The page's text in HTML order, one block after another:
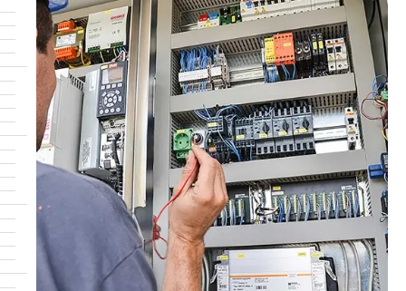
Ich stimme den
Datenschutzbestimmungen zur
Verarbeitung meiner Daten zu.*
DieDatenschutzbestimmungenin einem
neuen Tab aufrufen.